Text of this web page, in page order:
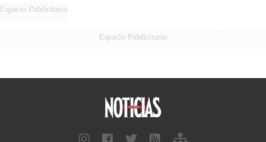
Espacio Publicitario
Espacio Publicitario